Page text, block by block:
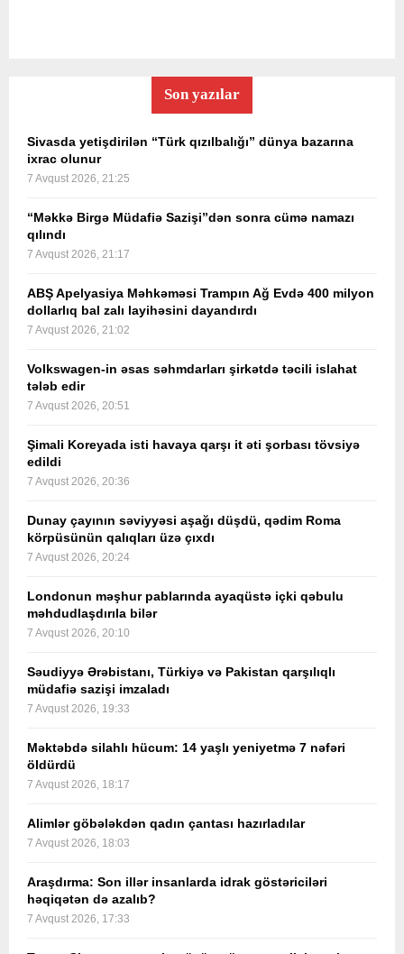
Son yazılar
Sivasda yetişdirilən “Türk qızılbalığı” dünya bazarına
ixrac olunur
7 Avqust 2026, 21:25
“Məkkə Birgə Müdafiə Sazişi”dən sonra cümə namazı
qılındı
7 Avqust 2026, 21:17
ABŞ Apelyasiya Məhkəməsi Trampın Ağ Evdə 400 milyon
dollarlıq bal zalı layihəsini dayandırdı
7 Avqust 2026, 21:02
Volkswagen-in əsas səhmdarları şirkətdə təcili islahat
tələb edir
7 Avqust 2026, 20:51
Şimali Koreyada isti havaya qarşı it əti şorbası tövsiyə
edildi
7 Avqust 2026, 20:36
Dunay çayının səviyyəsi aşağı düşdü, qədim Roma
körpüsünün qalıqları üzə çıxdı
7 Avqust 2026, 20:24
Londonun məşhur pablarında ayaqüstə içki qəbulu
məhdudlaşdırıla bilər
7 Avqust 2026, 20:10
Səudiyyə Ərəbistanı, Türkiyə və Pakistan qarşılıqlı
müdafiə sazişi imzaladı
7 Avqust 2026, 19:33
Məktəbdə silahlı hücum: 14 yaşlı yeniyetmə 7 nəfəri
öldürdü
7 Avqust 2026, 18:17
Alimlər göbələkdən qadın çantası hazırladılar
7 Avqust 2026, 18:03
Araşdırma: Son illər insanlarda idrak göstəriciləri
həqiqətən də azalıb?
7 Avqust 2026, 17:33